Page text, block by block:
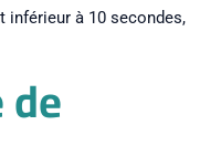
inférieur à 10 secondes,